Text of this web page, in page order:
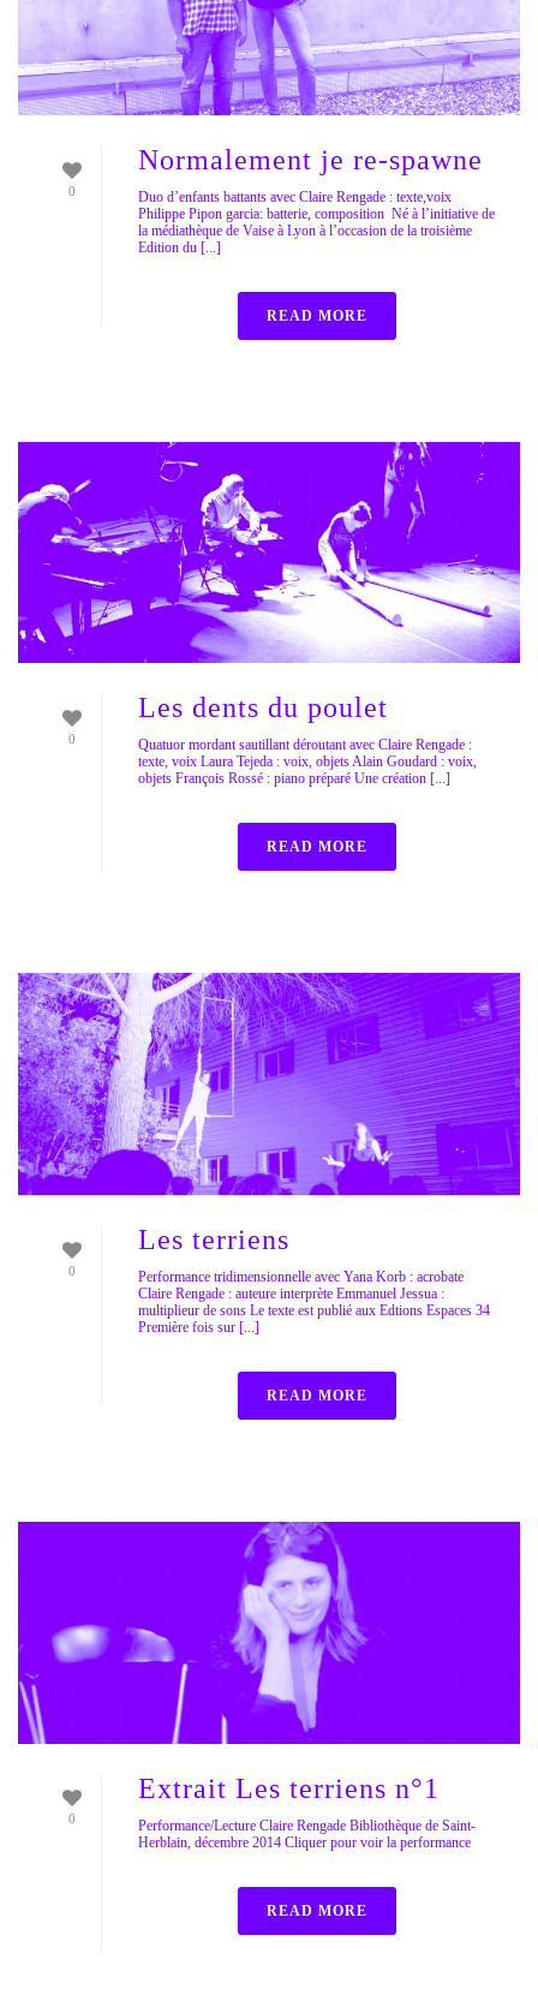
0
Normalement je re-spawne
Duo d’enfants battants avec Claire Rengade : texte,voix
Philippe Pipon garcia: batterie, composition Né à l’initiative de
la médiathèque de Vaise à Lyon à l’occasion de la troisième
Edition du [...]
READ MORE
0
Les dents du poulet
Quatuor mordant sautillant déroutant avec Claire Rengade :
texte, voix Laura Tejeda : voix, objets Alain Goudard : voix,
objets François Rossé : piano préparé Une création [...]
READ MORE
0
Les terriens
Performance tridimensionnelle avec Yana Korb : acrobate
Claire Rengade : auteure interprète Emmanuel Jessua :
multiplieur de sons Le texte est publié aux Edtions Espaces 34
Première fois sur [...]
READ MORE
0
Extrait Les terriens n°1
Performance/Lecture Claire Rengade Bibliothèque de Saint-
Herblain, décembre 2014 Cliquer pour voir la performance
READ MORE